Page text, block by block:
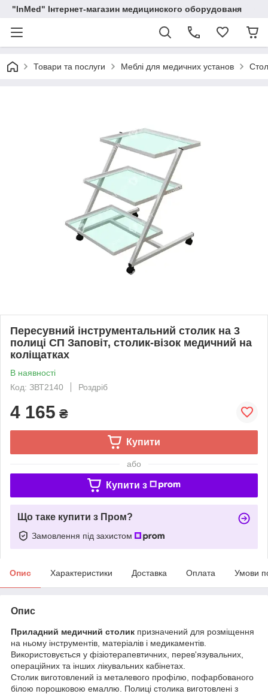
"InMed" Інтернет-магазин медицинского оборудованя
Товари та послуги Меблі для медичних установ
Пересувний інструментальний столик на 3
полиці СП Заповіт, столик-візок медичний на
коліщатках
В наявності
Код: ЗВТ2140
Роздріб
4 165 ₴
Купити
або
Купити з
Що таке купити з Пром?
Замовлення під захистом
Опис Характеристики Доставка Оплата Умови
Опис
Приладний медичний столик призначений для розміщення
на ньому інструментів, матеріалів і медикаментів.
Використовується у фізіотерапевтичних, перев'язувальних,
операційних та інших лікувальних кабінетах.
Столик виготовлений із металевого профілю, пофарбованого
білою порошковою емаллю. Полиці столика виготовлені з